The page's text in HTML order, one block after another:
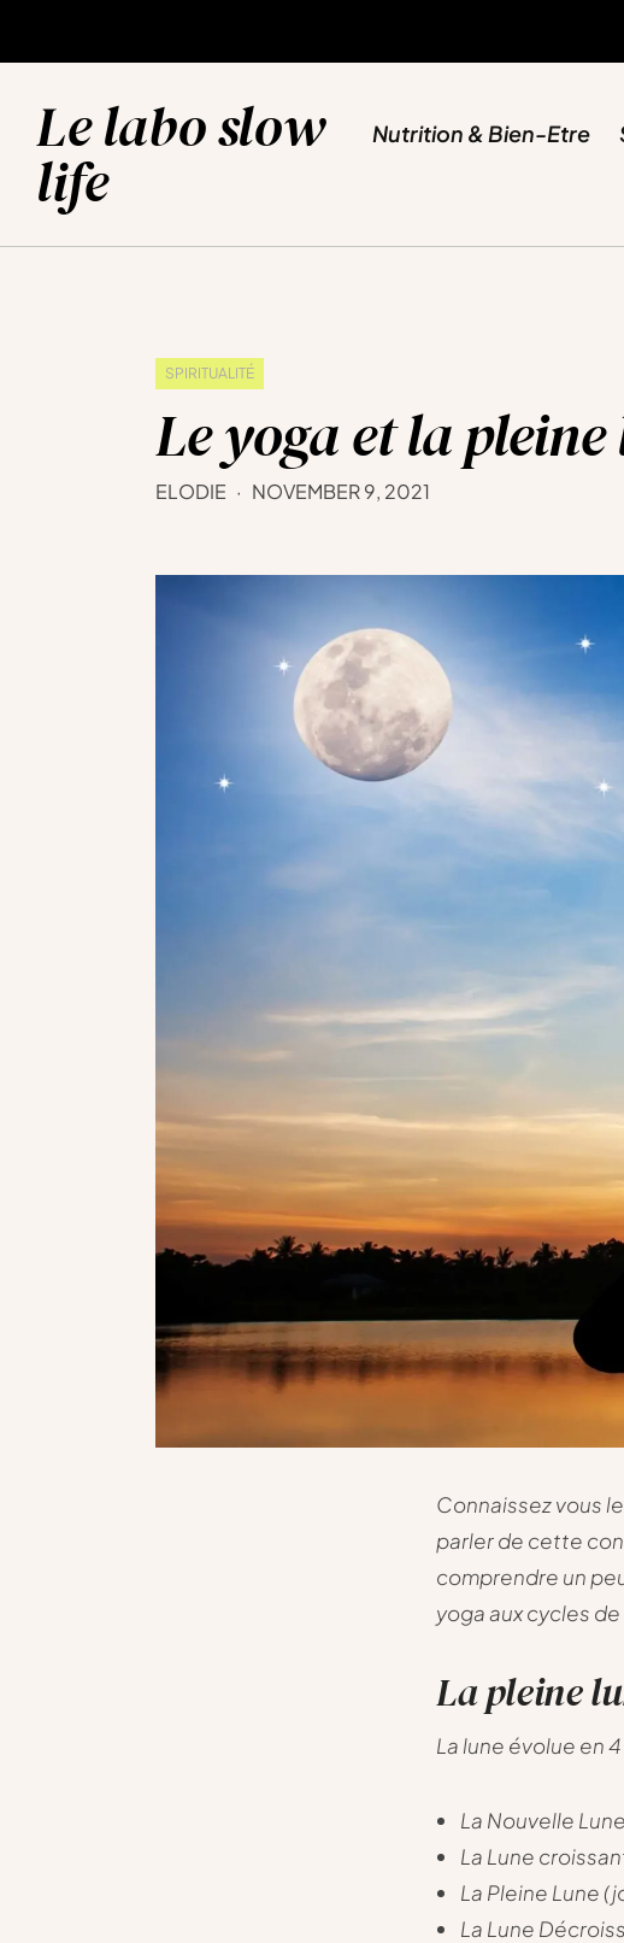
Le labo slow
life
Nutrition & Bien-Etre
SPIRITUALITÉ
Le yoga et la
ELODIE NOVEMBER 9, 2021
Connaissez vous
parler de cette
comprendre un
yoga aux cycles
La pleine
La lune évolue en
La Nouvelle
La Lune
La Pleine Lune
La Lune